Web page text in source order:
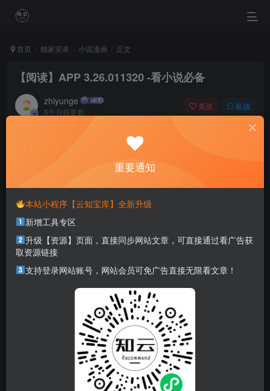
首页 独家安卓 小说漫画 正文
【阅读】APP 3.26.011320 -看小说必备
zhiyunge
6个月前更新
关注 私信
I lose, I lose, but I never give up.
我输过,我败过,但我从未放弃过
本站部分资源打包为压缩包以方便分享，涉及较多
击解压密码
适用系统：安卓
非常出名的小说阅读APP，免费开源，无广告，也不需要付
现在很多第三方小说软件都是根据开源代码修改和制作的，
搭配大佬们制作的书源，可以搜索到非常多的小说。
尽管某点一直在做防盗优化，但是依然可以解决你大部分的
重要通知
本站小程序【云知宝库】全新升级
新增工具专区
升级【资源】页面，直接同步网站文章，可直接通过看广告获
取资源链接
支持登录网站账号，网站会员可免广告直接无限看文章！